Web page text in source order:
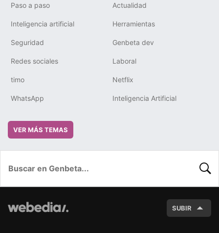
Paso a paso Actualidad
Inteligencia artificial Herramientas
Seguridad Genbeta dev
Redes sociales Laboral
timo Netflix
WhatsApp Inteligencia Artificial
VER MÁS TEMAS
SUBIR